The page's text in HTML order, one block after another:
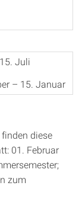
Juli
– 15. Januar
diese
01. Februar
zum